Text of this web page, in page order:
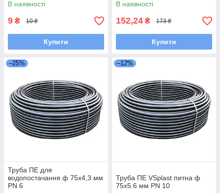
В наявності
9 ₴ 10 ₴
Купити
В наявності
152,24 ₴ 173 ₴
Купити
–25%
Труба ПЕ для
водопостачання ф 75x4,3 мм
PN 6
–12%
Труба ПЕ VSplast питна ф
75x5.6 мм PN 10